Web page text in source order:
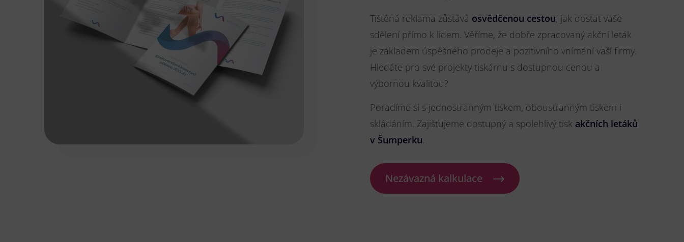
Tištěná reklama zůstává osvědčenou cestou, jak dostat vaše
sdělení přímo k lidem. Věříme, že dobře zpracovaný akční leták
je základem úspěšného prodeje a pozitivního vnímání vaší firmy.
Hledáte pro své projekty tiskárnu s dostupnou cenou a
výbornou kvalitou?
Poradíme si s jednostranným tiskem, oboustranným tiskem i
skládáním. Zajišťujeme dostupný a spolehlivý tisk akčních letáků
v Šumperku.
Nezávazná kalkulace